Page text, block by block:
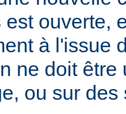
ouverte,
à l'issue
ne doit
ou sur